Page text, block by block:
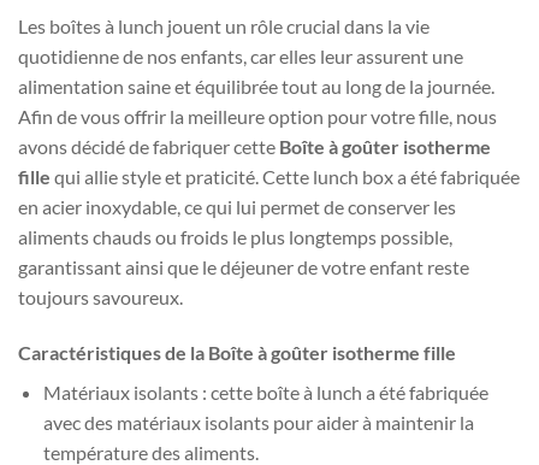
Les boîtes à lunch jouent un rôle crucial dans la vie
quotidienne de nos enfants, car elles leur assurent une
alimentation saine et équilibrée tout au long de la journée.
Afin de vous offrir la meilleure option pour votre fille, nous
avons décidé de fabriquer cette Boîte à goûter isotherme
fille qui allie style et praticité. Cette lunch box a été fabriquée
en acier inoxydable, ce qui lui permet de conserver les
aliments chauds ou froids le plus longtemps possible,
garantissant ainsi que le déjeuner de votre enfant reste
toujours savoureux.
Caractéristiques de la Boîte à goûter isotherme fille
Matériaux isolants : cette boîte à lunch a été fabriquée
avec des matériaux isolants pour aider à maintenir la
température des aliments.